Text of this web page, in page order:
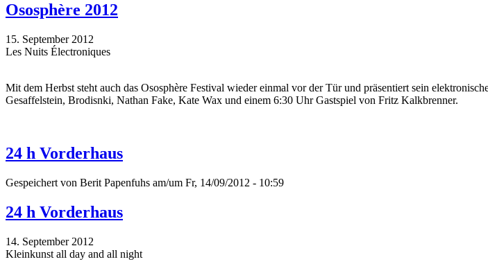
Ososphère 2012
15. September 2012
Les Nuits Électroniques
Mit dem Herbst steht auch das Ososphère Festival wieder einmal vor der Tür und präsentiert sein
Gesaffelstein, Brodisnki, Nathan Fake, Kate Wax und einem 6:30 Uhr Gastspiel von Fritz Kalkbrenner.
24 h Vorderhaus
Gespeichert von Berit Papenfuhs am/um Fr, 14/09/2012 - 10:59
24 h Vorderhaus
14. September 2012
Kleinkunst all day and all night